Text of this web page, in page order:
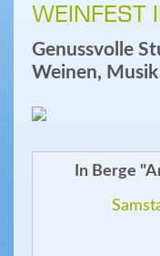
WEINFEST
Genussvolle
Weinen,
In Berge